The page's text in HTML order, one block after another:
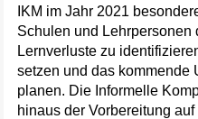
IKM im Jahr 2021
Schulen und
Lernverluste zu
setzen und das kommende
planen. Die Informelle
hinaus der Vorbereitung